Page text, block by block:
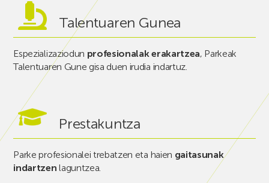
Talentuaren Gunea
Espezializaziodun profesionalak erakartzea, Parkeak
Talentuaren Gune gisa duen irudia indartuz.
Prestakuntza
Parke profesionalei trebatzen eta haien gaitasunak
indartzen laguntzea.